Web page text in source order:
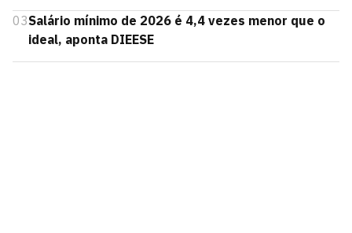
03Salário mínimo de 2026 é 4,4 vezes menor que o
ideal, aponta DIEESE